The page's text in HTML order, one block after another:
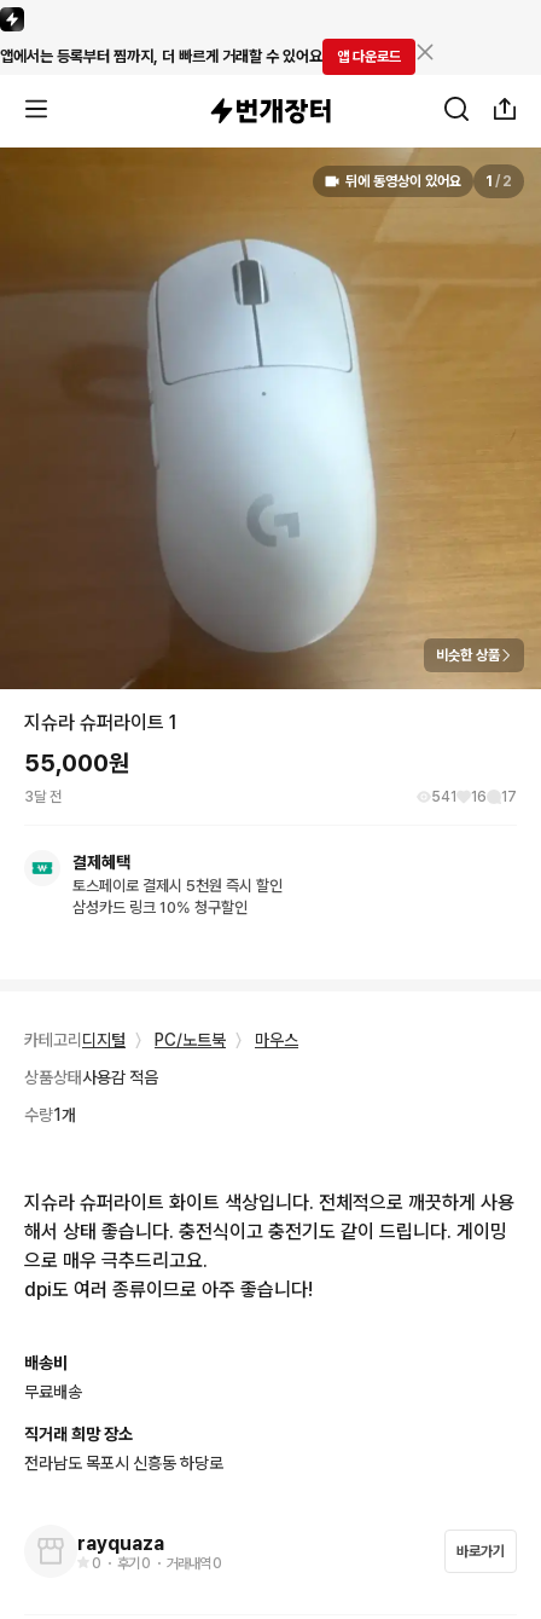
앱에서는 등록부터 찜까지, 더 빠르게 거래할 수 있어요 앱 다운로드
뒤에 동영상이 있어요 1 / 2
비슷한 상품
지슈라 슈퍼라이트 1
55,000원
3달 전 541 16 17
결제혜택
토스페이로 결제시 5천원 즉시 할인
삼성카드 링크 10% 청구할인
카테고리 디지털 〉 PC/노트북 〉
마우스
상품상태사용감 적음
수량1개
지슈라 슈퍼라이트 화이트 색상입니다. 전체적으로 깨끗하게 사용
해서 상태 좋습니다. 충전식이고 충전기도 같이 드립니다. 게이밍
으로 매우 극추드리고요.
dpi도 여러 종류이므로 아주 좋습니다!
배송비
무료배송
직거래 희망 장소
전라남도 목포시 신흥동 하당로
rayquaza
0 ・ 후기 0 ・ 거래내역 0
바로가기